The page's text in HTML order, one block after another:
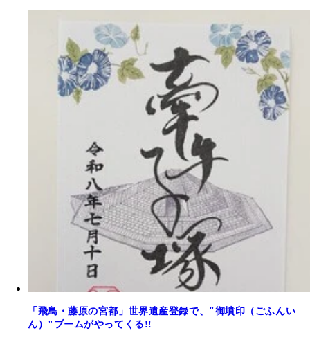
「飛鳥・藤原の宮都」世界遺産登録で、"御墳印（ごふんい
ん）"ブームがやってくる!!